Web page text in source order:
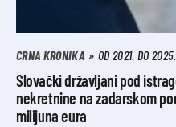
CRNA KRONIKA OD 2021. DO 2025.
Slovački državljani pod
nekretnine na zadarskom
milijuna eura